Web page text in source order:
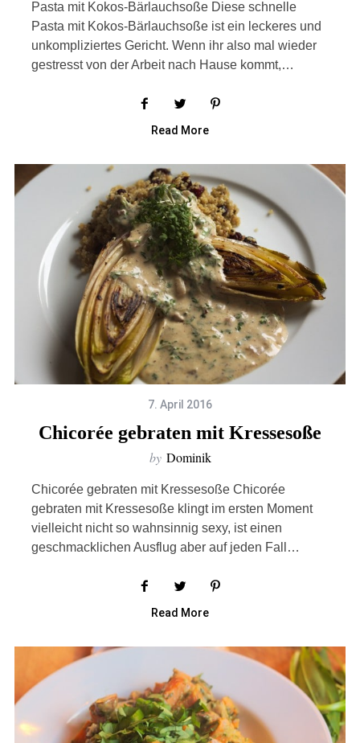
Pasta mit Kokos-Bärlauchsoße Diese schnelle
Pasta mit Kokos-Bärlauchsoße ist ein leckeres und
unkompliziertes Gericht. Wenn ihr also mal wieder
gestresst von der Arbeit nach Hause kommt,…
Read More
7. April 2016
Chicorée gebraten mit Kressesoße
by Dominik
Chicorée gebraten mit Kressesoße Chicorée
gebraten mit Kressesoße klingt im ersten Moment
vielleicht nicht so wahnsinnig sexy, ist einen
geschmacklichen Ausflug aber auf jeden Fall…
Read More